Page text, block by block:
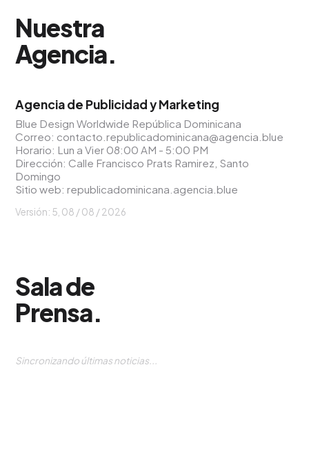
Nuestra
Agencia.
Agencia de Publicidad y Marketing
Blue Design Worldwide República Dominicana
Correo: contacto.republicadominicana@agencia.blue
Horario: Lun a Vier 08:00 AM - 5:00 PM
Dirección: Calle Francisco Prats Ramirez, Santo
Domingo
Sitio web:republicadominicana.agencia.blue
Versión: 5, 08 / 08 / 2026
Sala de
Prensa.
Sincronizando últimas noticias...